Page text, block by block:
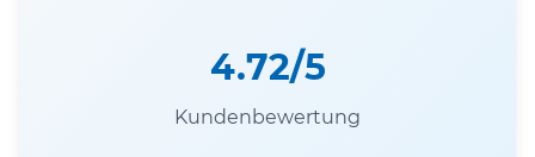
4.72/5
Kundenbewertung